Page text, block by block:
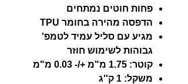
פחות חוטים נמתחים
הדפסה מהירה בחומר TPU
מגיע עם סליל עמיד לטמפ'
גבוהות לשימוש חוזר
קוטר: 1.75 מ"מ +/- 0.03 מ"מ
משקל: 1 ק''ג